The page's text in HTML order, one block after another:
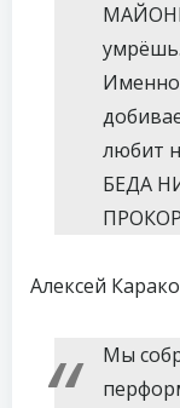
Именно
любит
БЕДА
Алексей
Мы